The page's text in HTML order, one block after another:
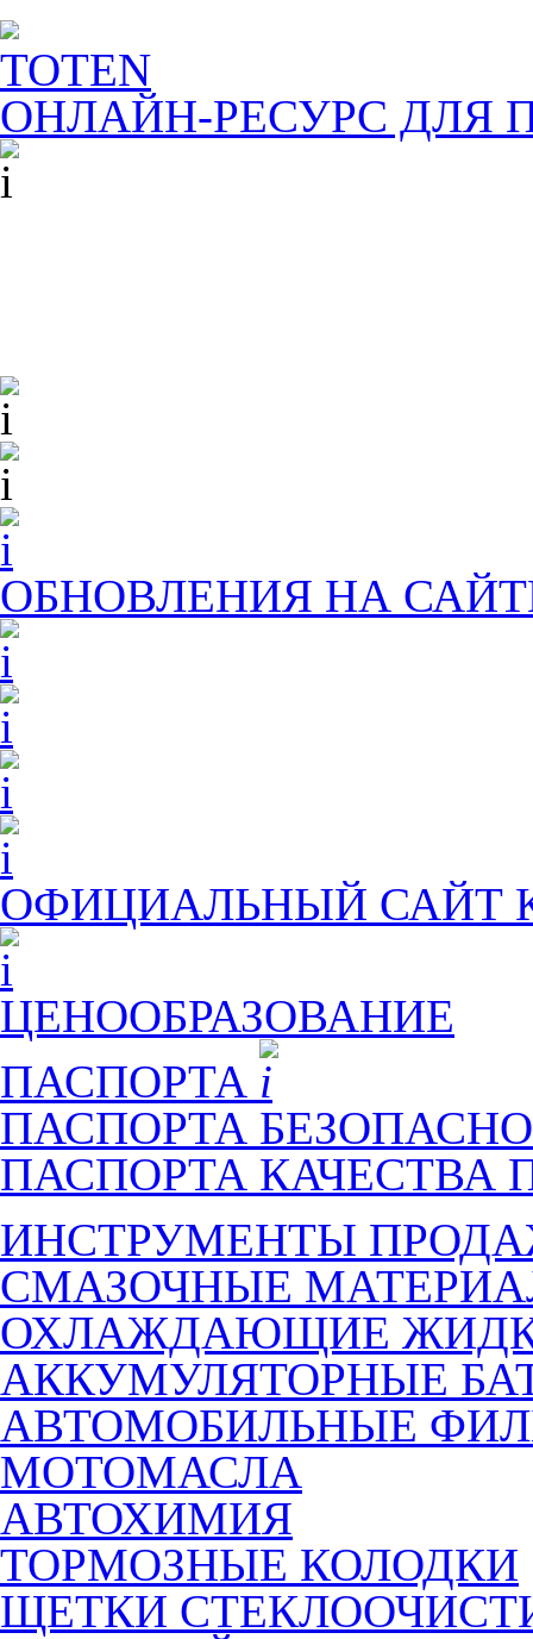
TOTEN
ОНЛАЙН-РЕСУРС ДЛЯ
ОБНОВЛЕНИЯ НА
ОФИЦИАЛЬНЫЙ САЙТ
ЦЕНООБРАЗОВАНИЕ
ПАСПОРТА
ПАСПОРТА
ПАСПОРТА КАЧЕСТВА
ИНСТРУМЕНТЫ
СМАЗОЧНЫЕ
ОХЛАЖДАЮЩИЕ
АККУМУЛЯТОРНЫЕ
АВТОМОБИЛЬНЫЕ
МОТОМАСЛА
АВТОХИМИЯ
ТОРМОЗНЫЕ КОЛОДКИ
ЩЕТКИ